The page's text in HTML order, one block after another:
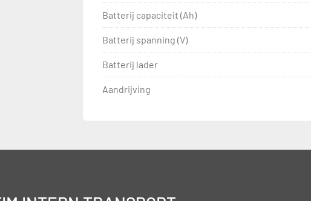
Batterij capaciteit (Ah)
Batterij spanning (V)
Batterij lader
Aandrijving